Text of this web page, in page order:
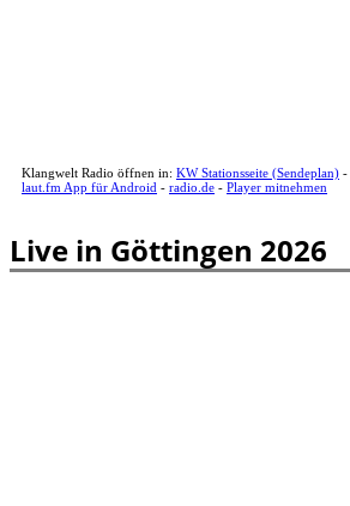
Klangwelt Radio öffnen in: KW Stationsseite (Sendeplan) -
laut.fm App für Android - radio.de - Player mitnehmen
Live in Göttingen 2026